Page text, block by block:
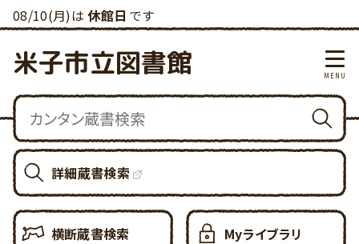
08/10(月)は休館日 です
米子市立図書館
詳細蔵書検索
横断蔵書検索 Myライブラリ